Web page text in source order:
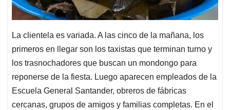
La clientela es variada. A las cinco de la mañana, los
primeros en llegar son los taxistas que terminan turno y
los trasnochadores que buscan un mondongo para
reponerse de la fiesta. Luego aparecen empleados de la
Escuela General Santander, obreros de fábricas
cercanas, grupos de amigos y familias completas. En el